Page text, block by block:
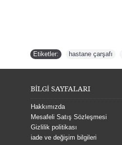
Etiketler: hastane çarşafı
BİLGİ SAYFALARI
Hakkımızda
Mesafeli Satış Sözleşmesi
Gizlilik politikası
iade ve değişim bilgileri